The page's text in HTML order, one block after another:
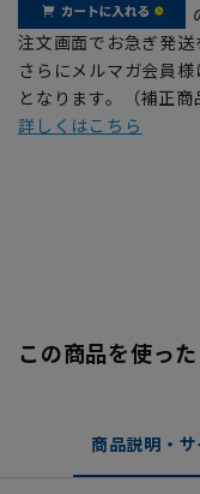
注文画面でお急ぎ発送
さらにメルマガ会員
となります。（補正商
詳しくはこちら
この商品を使っ
商品説明・